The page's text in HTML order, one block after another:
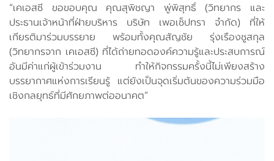
“เคเอสซี ขอขอบคุณ คุณสุพิชญา พู่พิสุทธิ์ (วิทยากร และ
ประธานเจ้าหน้าที่ฝ่ายบริหาร บริษัท เพอเซ็ปทรา จำกัด) ที่ให้
เกียรติมาร่วมบรรยาย พร้อมทั้งคุณสัญชัย รุ่งเรืองชูสกุล
(วิทยากรจาก เคเอสซี) ที่ได้ถ่ายทอดองค์ความรู้และประสบการณ์
อันมีค่าแก่ผู้เข้าร่วมงาน ทำให้กิจกรรมครั้งนี้ไม่เพียงสร้าง
บรรยากาศแห่งการเรียนรู้ แต่ยังเป็นจุดเริ่มต้นของความร่วมมือ
เชิงกลยุทธ์ที่มีศักยภาพต่ออนาคต”